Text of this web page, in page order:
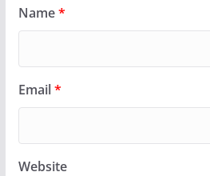
Name*
Email*
Website